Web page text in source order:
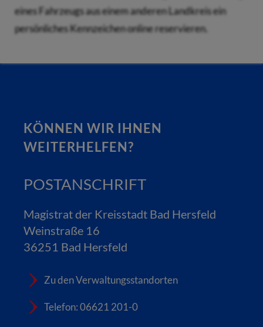
eines Fahrzeugs aus einem anderen Landkreis ein
persönliches Kennzeichen online reservieren.
KÖNNEN WIR IHNEN
WEITERHELFEN?
POSTANSCHRIFT
Magistrat der Kreisstadt Bad Hersfeld
Weinstraße 16
36251 Bad Hersfeld
Zu den Verwaltungsstandorten
Telefon: 06621 201-0